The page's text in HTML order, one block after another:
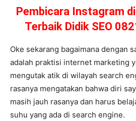
Pembicara Instagram
Terbaik Didik SEO
Oke sekarang bagaimana dengan
adalah praktisi internet marketing
mengutak atik di wilayah search
rasanya mengatakan bahwa diri
masih jauh rasanya dan harus
suhu yang ada di search engine.